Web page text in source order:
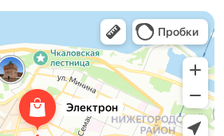
в Нижнем Новгороде